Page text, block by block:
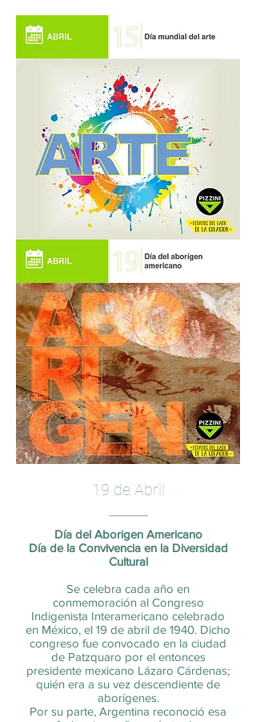
19 de Abril
Día del Aborigen Americano
Día de la Convivencia en la Diversidad
Cultural
Se celebra cada año en
conmemoración al Congreso
Indigenista Interamericano celebrado
en México, el 19 de abril de 1940. Dicho
congreso fue convocado en la ciudad
de Patzquaro por el entonces
presidente mexicano Lázaro Cárdenas;
quién era a su vez descendiente de
aborígenes.
Por su parte, Argentina reconoció esa